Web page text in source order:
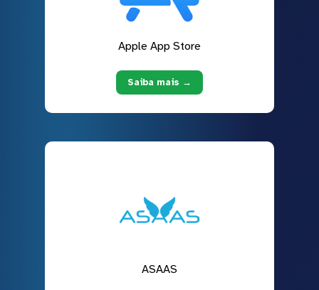
Apple App Store
Saiba mais →
ASAAS